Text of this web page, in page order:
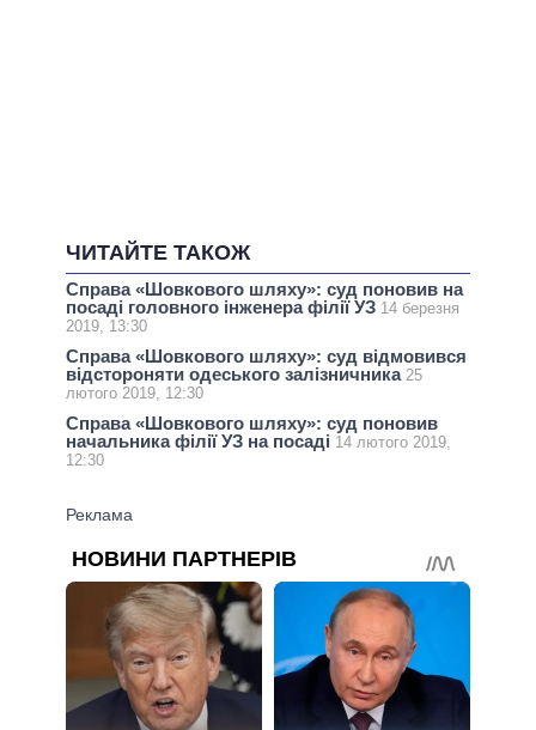
ЧИТАЙТЕ ТАКОЖ
Справа «Шовкового шляху»: суд поновив на
посаді головного інженера філії УЗ 14 березня
2019, 13:30
Справа «Шовкового шляху»: суд відмовився
відстороняти одеського залізничника 25
лютого 2019, 12:30
Справа «Шовкового шляху»: суд поновив
начальника філії УЗ на посаді 14 лютого 2019,
12:30